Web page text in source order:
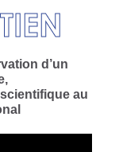
d’un
au